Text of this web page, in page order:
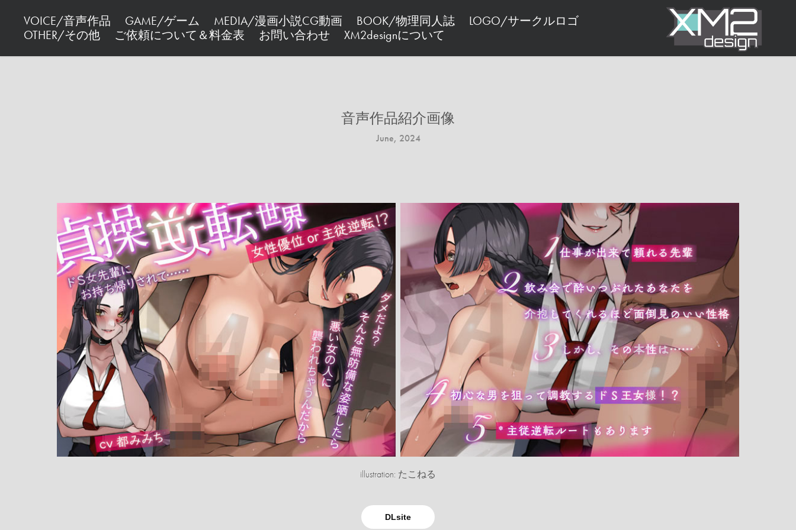
VOICE/音声作品 GAME/ゲーム MEDIA/漫画小説CG動画 BOOK/物理同人誌
LOGO/サークルロゴ
OTHER/その他
ご依頼について＆料金表 お問い合わせ XM2designについて
音声作品紹介画像
June, 2024
illustration: たこねる
DLsite